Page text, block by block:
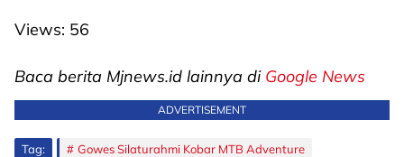
Views: 56
Baca berita Mjnews.id lainnya di Google News
ADVERTISEMENT
Tag:
Gowes Silaturahmi Kobar MTB Adventure